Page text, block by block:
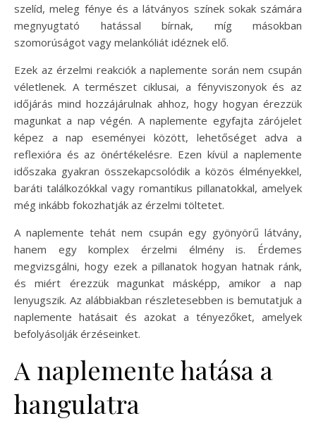
szelíd, meleg fénye és a látványos színek sokak számára
megnyugtató hatással bírnak, míg másokban
szomorúságot vagy melankóliát idéznek elő.
Ezek az érzelmi reakciók a naplemente során nem csupán
véletlenek. A természet ciklusai, a fényviszonyok és az
időjárás mind hozzájárulnak ahhoz, hogy hogyan érezzük
magunkat a nap végén. A naplemente egyfajta zárójelet
képez a nap eseményei között, lehetőséget adva a
reflexióra és az önértékelésre. Ezen kívül a naplemente
időszaka gyakran összekapcsolódik a közös élményekkel,
baráti találkozókkal vagy romantikus pillanatokkal, amelyek
még inkább fokozhatják az érzelmi töltetet.
A naplemente tehát nem csupán egy gyönyörű látvány,
hanem egy komplex érzelmi élmény is. Érdemes
megvizsgálni, hogy ezek a pillanatok hogyan hatnak ránk,
és miért érezzük magunkat másképp, amikor a nap
lenyugszik. Az alábbiakban részletesebben is bemutatjuk a
naplemente hatásait és azokat a tényezőket, amelyek
befolyásolják érzéseinket.
A naplemente hatása a
hangulatra